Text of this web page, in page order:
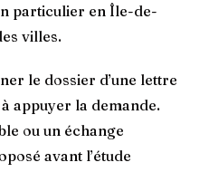
particulier en Île-de-
villes.
le dossier d’une lettre
appuyer la demande.
ou un échange
avant l’étude